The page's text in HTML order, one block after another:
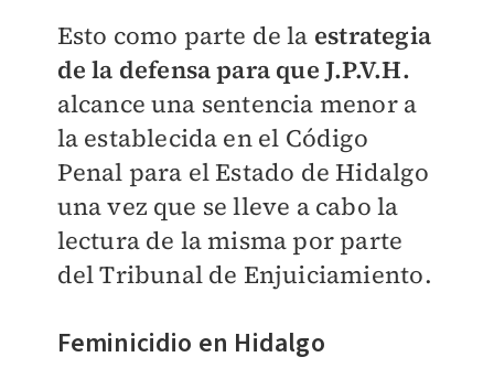
Esto como parte de la estrategia
de la defensa para que J.P.V.H.
alcance una sentencia menor a
la establecida en el Código
Penal para el Estado de Hidalgo
una vez que se lleve a cabo la
lectura de la misma por parte
del Tribunal de Enjuiciamiento.
Feminicidio en Hidalgo